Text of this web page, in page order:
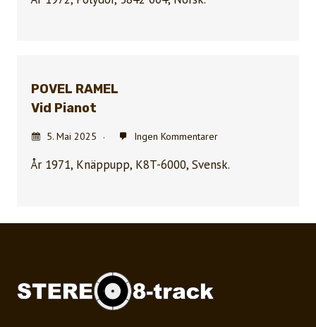
POVEL RAMEL
Vid Pianot
5. Mai 2025 Ingen Kommentarer
År 1971, Knäppupp, K8T-6000, Svensk.